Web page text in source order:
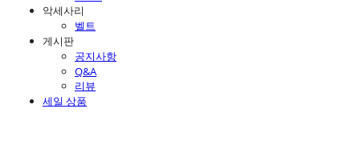
악세사리
벨트
게시판
공지사항
Q&A
리뷰
세일 상품